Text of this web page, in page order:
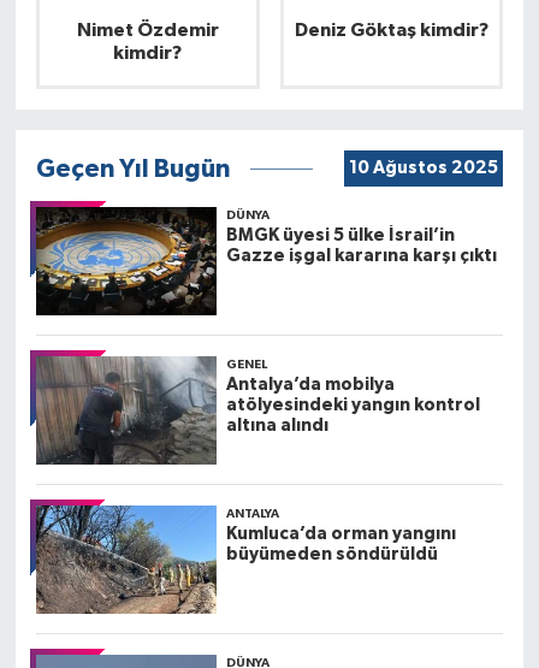
Nimet Özdemir
kimdir?
Deniz Göktaş kimdir?
Geçen Yıl Bugün 10 Ağustos 2025
DÜNYA
BMGK üyesi 5 ülke İsrail’in
Gazze işgal kararına karşı çıktı
GENEL
Antalya’da mobilya
atölyesindeki yangın kontrol
altına alındı
ANTALYA
Kumluca’da orman yangını
büyümeden söndürüldü
DÜNYA